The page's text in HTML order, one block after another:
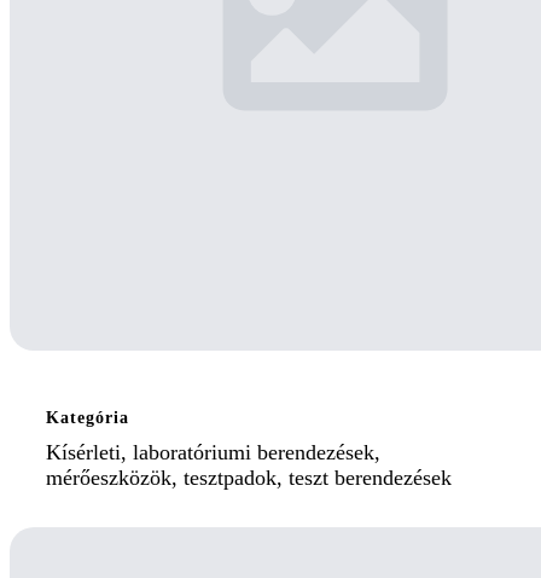
Kategória
Kísérleti, laboratóriumi berendezések,
mérőeszközök, tesztpadok, teszt berendezések